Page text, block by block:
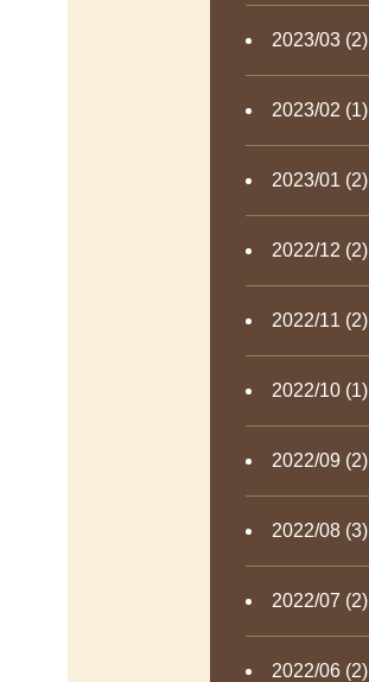
2023/03 (2)
2023/02 (1)
2023/01 (2)
2022/12 (2)
2022/11 (2)
2022/10 (1)
2022/09 (2)
2022/08 (3)
2022/07 (2)
2022/06 (2)